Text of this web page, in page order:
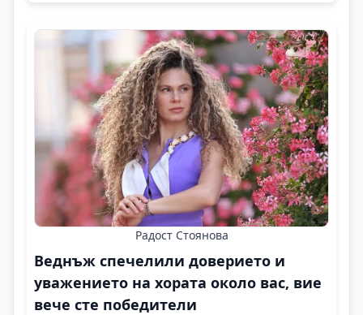
Радост Стоянова
Веднъж спечелили доверието и
уважението на хората около вас, вие
вече сте победители